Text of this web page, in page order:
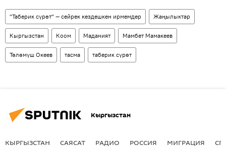
"Таберик сүрөт" — сейрек кездешкен ирмемдер Жаңылыктар
Кыргызстан Коом Маданият Мамбет Мамакеев
Төлөмүш Океев тасма таберик сүрөт
Кыргызстан
КЫРГЫЗСТАН САЯСАТ РАДИО РОССИЯ МИГРАЦИЯ